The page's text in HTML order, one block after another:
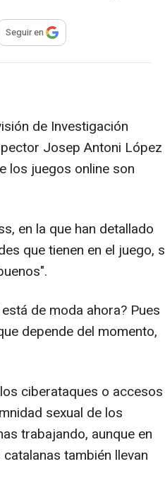
para compartir
Seguir en
de Investigación
Josep Antoni López
los juegos online son
en la que han detallado
que tienen en el juego,
de moda ahora? Pues
depende del momento,
ciberataques o accesos
sexual de los
trabajando, aunque en
también llevan